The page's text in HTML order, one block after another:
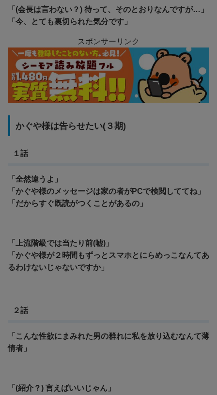
「(会長は言わない？) 待って、そのとおりなんですが…」
「今、とても裏切られた気分です」
スポンサーリンク
かぐや様は告らせたい(３期)
１話
「全然違うよ」
「かぐや様のメッセージは家の者がPCで検閲しててね」
「 だからすぐ既読がつくことがあるの」
「上流階級では当たり前(嘘)」
「かぐや様が２時間もずっとスマホとにらめっこなんてあ
るわけないじゃないですか」
２話
「こんな性欲にまみれた男の群れに私を放り込むなんて薄
情者」
「(紹介？) 言えばいいじゃん」